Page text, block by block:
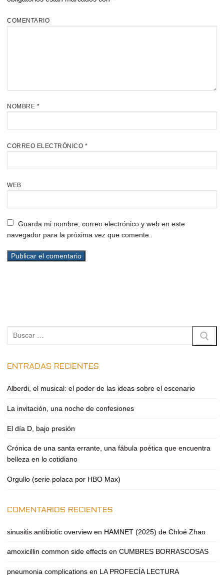
COMENTARIO
NOMBRE *
CORREO ELECTRÓNICO *
WEB
Guarda mi nombre, correo electrónico y web en este
navegador para la próxima vez que comente.
Buscar:
ENTRADAS RECIENTES
Alberdi, el musical: el poder de las ideas sobre el escenario
La invitación, una noche de confesiones
El día D, bajo presión
Crónica de una santa errante, una fábula poética que encuentra
belleza en lo cotidiano
Orgullo (serie polaca por HBO Max)
COMENTARIOS RECIENTES
sinusitis antibiotic overview en HAMNET (2025) de Chloé Zhao
amoxicillin common side effects en CUMBRES BORRASCOSAS
pneumonia complications en LA PROFECÍA LECTURA